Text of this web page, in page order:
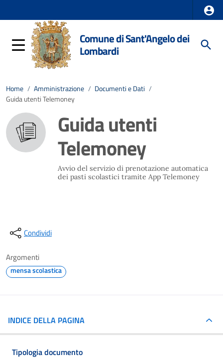
Comune di Sant'Angelo dei
Lombardi
Home / Amministrazione / Documenti e Dati /
Guida utenti Telemoney
Guida utenti
Telemoney
Avvio del servizio di prenotazione automatica
dei pasti scolastici tramite App Telemoney
Condividi
Argomenti
mensa scolastica
INDICE DELLA PAGINA
Tipologia documento